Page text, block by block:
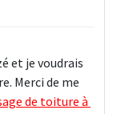
et je voudrais
Merci de me
de toiture à